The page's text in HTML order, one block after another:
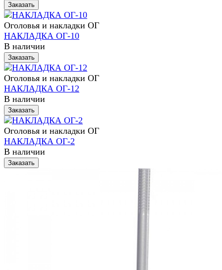
Заказать
Оголовья и накладки ОГ
НАКЛАДКА ОГ-10
В наличии
Заказать
Оголовья и накладки ОГ
НАКЛАДКА ОГ-12
В наличии
Заказать
Оголовья и накладки ОГ
НАКЛАДКА ОГ-2
В наличии
Заказать